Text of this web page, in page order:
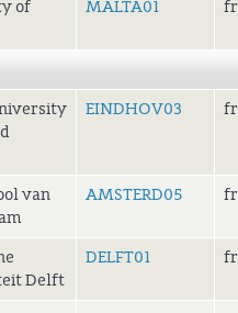
of
MALTA01
EINDHOV03
van
AMSTERD05
Delft
DELFT01